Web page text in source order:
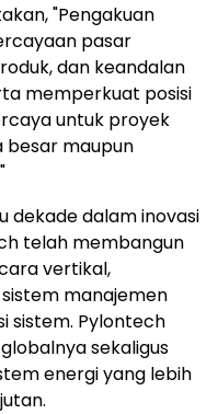
"Pengakuan
pasar
dan keandalan
memperkuat posisi
untuk proyek
besar maupun
dekade dalam inovasi
telah membangun
vertikal,
manajemen
sistem. Pylontech
sekaligus
energi yang lebih